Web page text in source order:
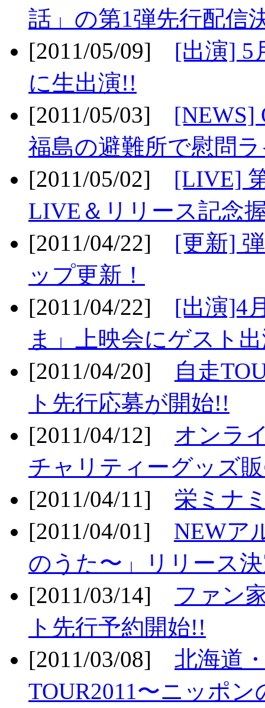
話」の第1弾先行配信
[2011/05/09] [出演] 5
に生出演!!
[2011/05/03] [NEWS]
福島の避難所で慰問
[2011/05/02] [LIVE]
LIVE＆リリース記念
[2011/04/22] [更新]
ップ更新！
[2011/04/22] [出演]4
ま」上映会にゲスト
[2011/04/20]
自走
ト先行応募が開始!!
[2011/04/12] オンラ
チャリティーグッズ
[2011/04/11] 栄ミナ
[2011/04/01] NEWア
のうた〜」リリース
[2011/03/14] ファン
ト先行予約開始!!
[2011/03/08] 北海道
TOUR2011〜ニッポ